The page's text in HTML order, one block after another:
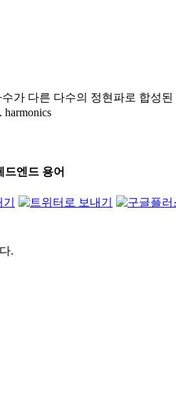
가 다른 다수의 정현파로 합성
드엔드 용어
.